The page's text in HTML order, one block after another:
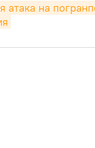
атака на